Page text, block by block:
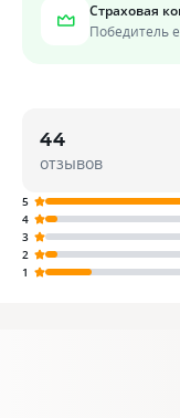
Страховая
Победитель
44
отзывов
5
4
3
2
1